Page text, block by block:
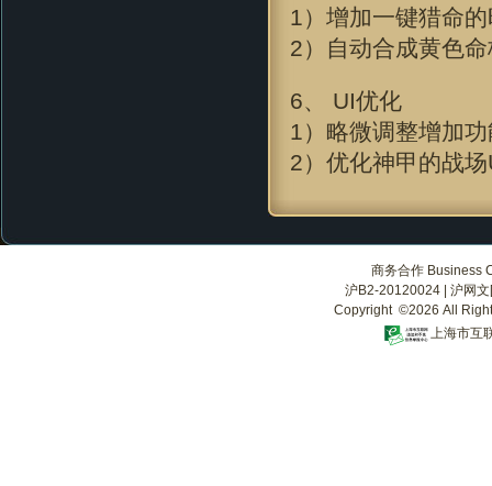
1）增加一键猎命
2）自动合成黄色
6、 UI优化
1）略微调整增加
2）优化神甲的战
商务合作 Business
沪B2-20120024
沪网
Copyright ©2026 All
上海市互